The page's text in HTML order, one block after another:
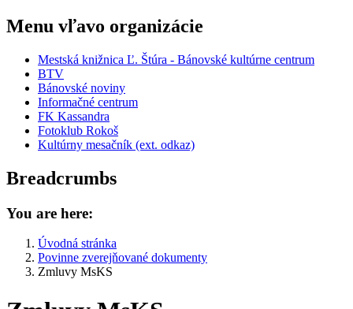
Menu vľavo organizácie
Mestská knižnica Ľ. Štúra - Bánovské kultúrne centrum
BTV
Bánovské noviny
Informačné centrum
FK Kassandra
Fotoklub Rokoš
Kultúrny mesačník (ext. odkaz)
Breadcrumbs
You are here:
Úvodná stránka
Povinne zverejňované dokumenty
Zmluvy MsKS